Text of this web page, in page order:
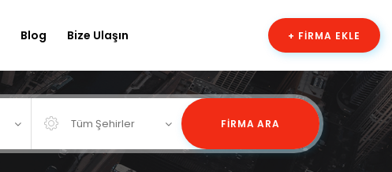
Blog Bize Ulaşın + FIRMA EKLE
Tüm Şehirler FIRMA ARA